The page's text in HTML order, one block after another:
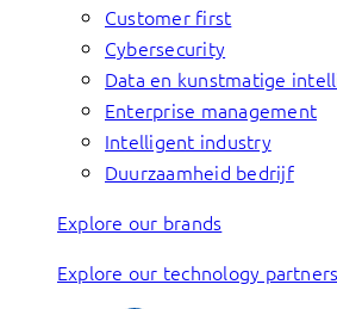
Customer first
Cybersecurity
Data en kunstmatige
Enterprise management
Intelligent industry
Duurzaamheid bedrijf
Explore our brands
Explore our technology partners